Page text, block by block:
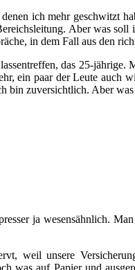
ich mehr geschwitzt
Aber was
in dem Fall aus den
das 25-
ein paar der Leute auch
zuversichtlich. Aber
ja wesensähnlich.
weil unsere
was auf Papier und